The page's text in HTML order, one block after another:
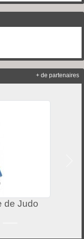
de Judo
+ de partenaires